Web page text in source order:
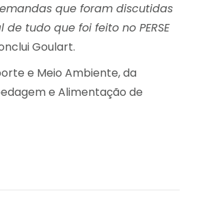
que foram discutidas
tudo que foi feito no PERSE
Goulart.
e Meio Ambiente, da
e Alimentação de